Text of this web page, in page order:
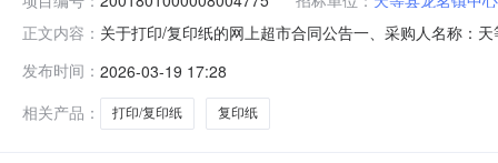
正文内容： 关于打印/复印纸的网上超市合同公告一、采购人名称：
件12.001802160服务要求或标的基本概况：七、其它事
发布时间： 2026-03-19 17:28
相关产品：
打印/复印纸 复印纸